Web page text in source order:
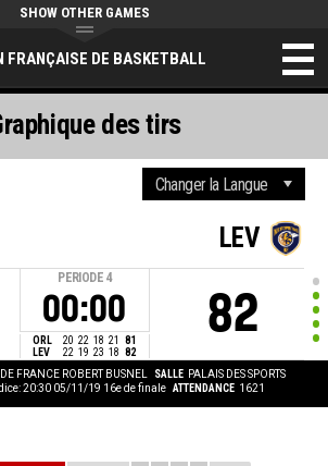
FRANÇAISE DE BASKETBALL
SHOW OTHER GAMES
PERIODE 4
00:00
ORL 20 22 18 21
81
LEV
22 19 23 18 82
LEV
82
FRANCE ROBERT BUSNEL SALLE PALAIS DES SPORTS
20:30 05/11/19 16e de finale ATTENDANCE 1621
des tirs